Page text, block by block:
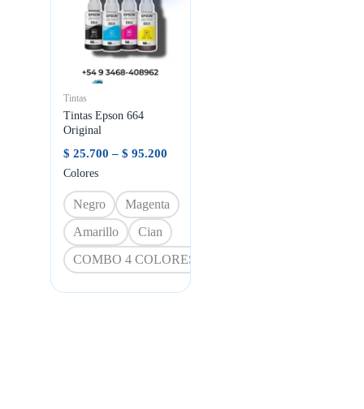
Tintas
Tintas Epson 664
Original
$ 25.700 – $ 95.200
desde
$ 25.700
hasta
$ 95.200
Colores
Negro
Magenta
Amarillo
Cian
COMBO 4 COLORES